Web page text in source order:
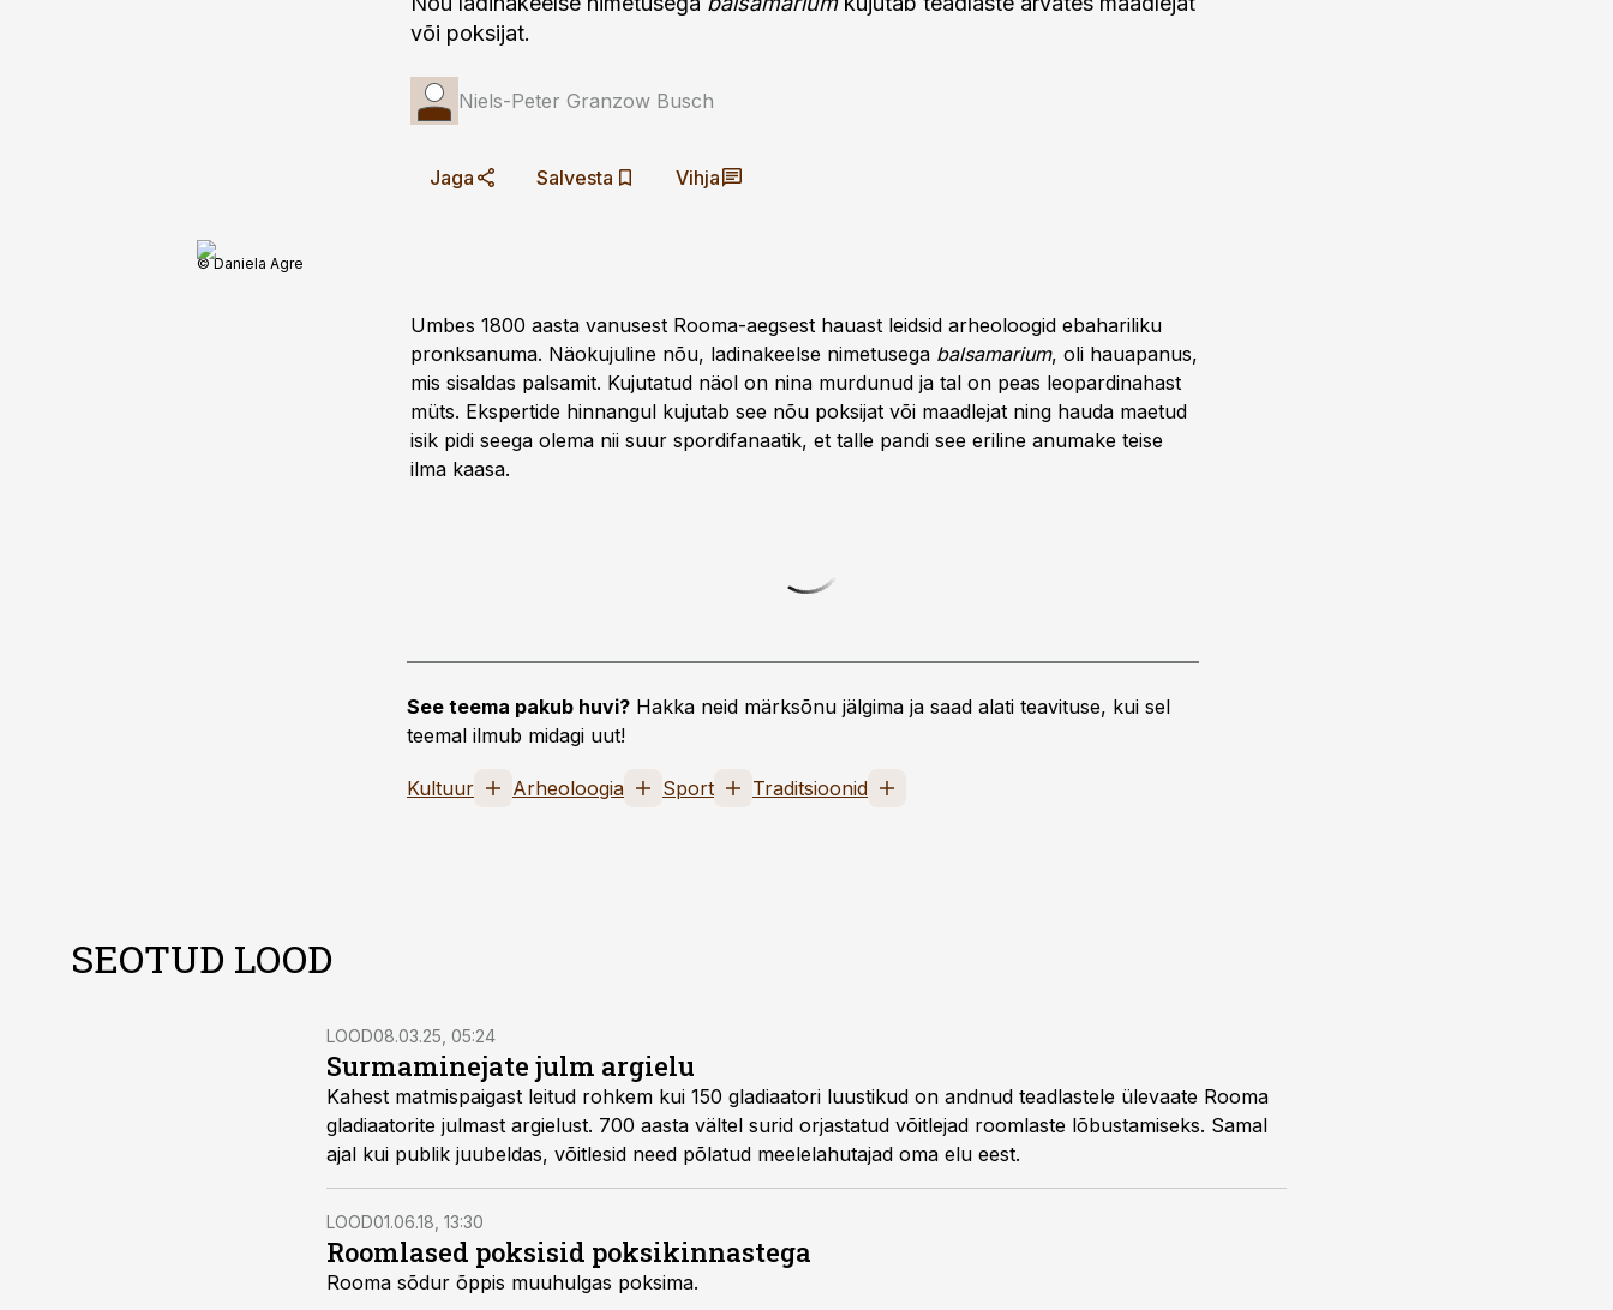
või poksijat.
Niels-Peter Granzow Busch
Jaga Salvesta Vihja
© Daniela Agre
Umbes 1800 aasta vanusest Rooma-aegsest hauast leidsid arheoloogid ebahariliku
pronksanuma. Näokujuline nõu, ladinakeelse nimetusega balsamarium, oli hauapanus,
mis sisaldas palsamit. Kujutatud näol on nina murdunud ja tal on peas leopardinahast
müts. Ekspertide hinnangul kujutab see nõu poksijat või maadlejat ning hauda maetud
isik pidi seega olema nii suur spordifanaatik, et talle pandi see eriline anumake teise
ilma kaasa.
See teema pakub huvi? Hakka neid märksõnu jälgima ja saad alati teavituse, kui sel
teemal ilmub midagi uut!
Kultuur Arheoloogia Sport Traditsioonid
SEOTUD LOOD
LOOD08.03.25, 05:24
Surmaminejate julm argielu
Kahest matmispaigast leitud rohkem kui 150 gladiaatori luustikud on andnud teadlastele ülevaate Rooma
gladiaatorite julmast argielust. 700 aasta vältel surid orjastatud võitlejad roomlaste lõbustamiseks. Samal
ajal kui publik juubeldas, võitlesid need põlatud meelelahutajad oma elu eest.
LOOD01.06.18, 13:30
Roomlased poksisid poksi­kinnastega
Rooma sõdur õppis muuhulgas poksima.